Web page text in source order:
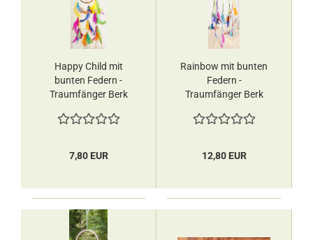
Happy Child mit
bunten Federn -
Traumfänger Berk
7,80 EUR
Rainbow mit bunten
Federn -
Traumfänger Berk
12,80 EUR